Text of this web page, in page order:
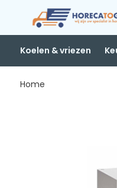
Koelen & vriezen
Home